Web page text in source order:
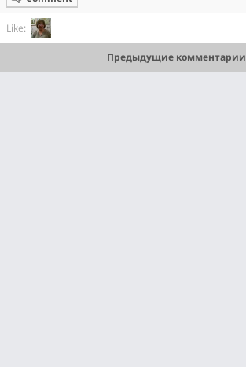
Like:
Предыдущие комментарии